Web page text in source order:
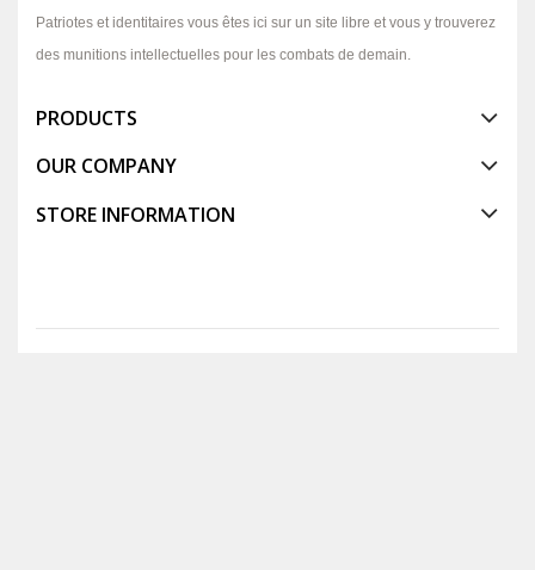
Patriotes et identitaires vous êtes ici sur un site libre et vous y trouverez
des munitions intellectuelles pour les combats de demain.
PRODUCTS
OUR COMPANY
STORE INFORMATION